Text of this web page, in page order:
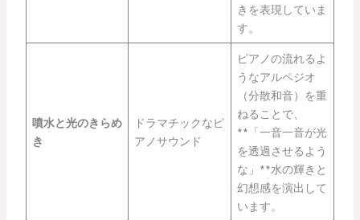
きを表現していま
す。
噴水と光のきらめ
き
ドラマチックなピ
アノサウンド
ピアノの流れるよ
うなアルペジオ
（分散和音）を重
ねることで、
**「一音一音が光
を透過させるよう
な」**水の輝きと
幻想感を演出して
います。